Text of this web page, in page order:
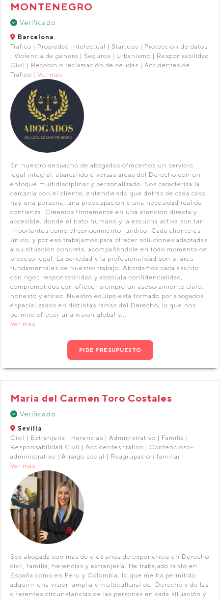
MONTENEGRO
Verificado
Barcelona
Tráfico | Propiedad intelectual | Startups | Protección de datos
| Violencia de género | Seguros | Urbanismo | Responsabilidad
Civil | Recobro o reclamación de deudas | Accidentes de
Tráfico | Ver más
En nuestro despacho de abogados ofrecemos un servicio
legal integral, abarcando diversas áreas del Derecho con un
enfoque multidisciplinar y personalizado. Nos caracteriza la
cercanía con el cliente, entendiendo que detrás de cada caso
hay una persona, una preocupación y una necesidad real de
confianza. Creemos firmemente en una atención directa y
accesible, donde el trato humano y la escucha activa son tan
importantes como el conocimiento jurídico. Cada cliente es
único, y por eso trabajamos para ofrecer soluciones adaptadas
a su situación concreta, acompañándole en todo momento del
proceso legal. La seriedad y la profesionalidad son pilares
fundamentales de nuestro trabajo. Abordamos cada asunto
con rigor, responsabilidad y absoluta confidencialidad,
comprometidos con ofrecer siempre un asesoramiento claro,
honesto y eficaz. Nuestro equipo está formado por abogados
especializados en distintas ramas del Derecho, lo que nos
permite ofrecer una visión global y...
Ver más
PIDE PRESUPUESTO
Maria del Carmen Toro Costales
Verificado
Sevilla
Civil | Extranjería | Herencias | Administrativo | Familia |
Responsabilidad Civil | Accidentes tráfico | Contencioso-
administrativo | Arraigo social | Reagrupación familiar |
Ver más
Soy abogada con más de diez años de experiencia en Derecho
civil, familia, herencias y extranjería. He trabajado tanto en
España como en Perú y Colombia, lo que me ha permitido
adquirir una visión amplia y multicultural del Derecho y de las
diferentes circunstancias de las personas en cada situación y